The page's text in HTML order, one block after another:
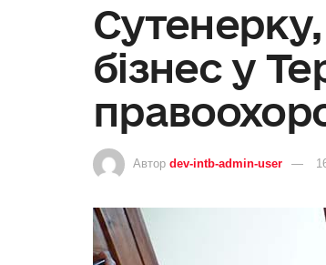
бізнес у
Автор dev-intb-admin-user